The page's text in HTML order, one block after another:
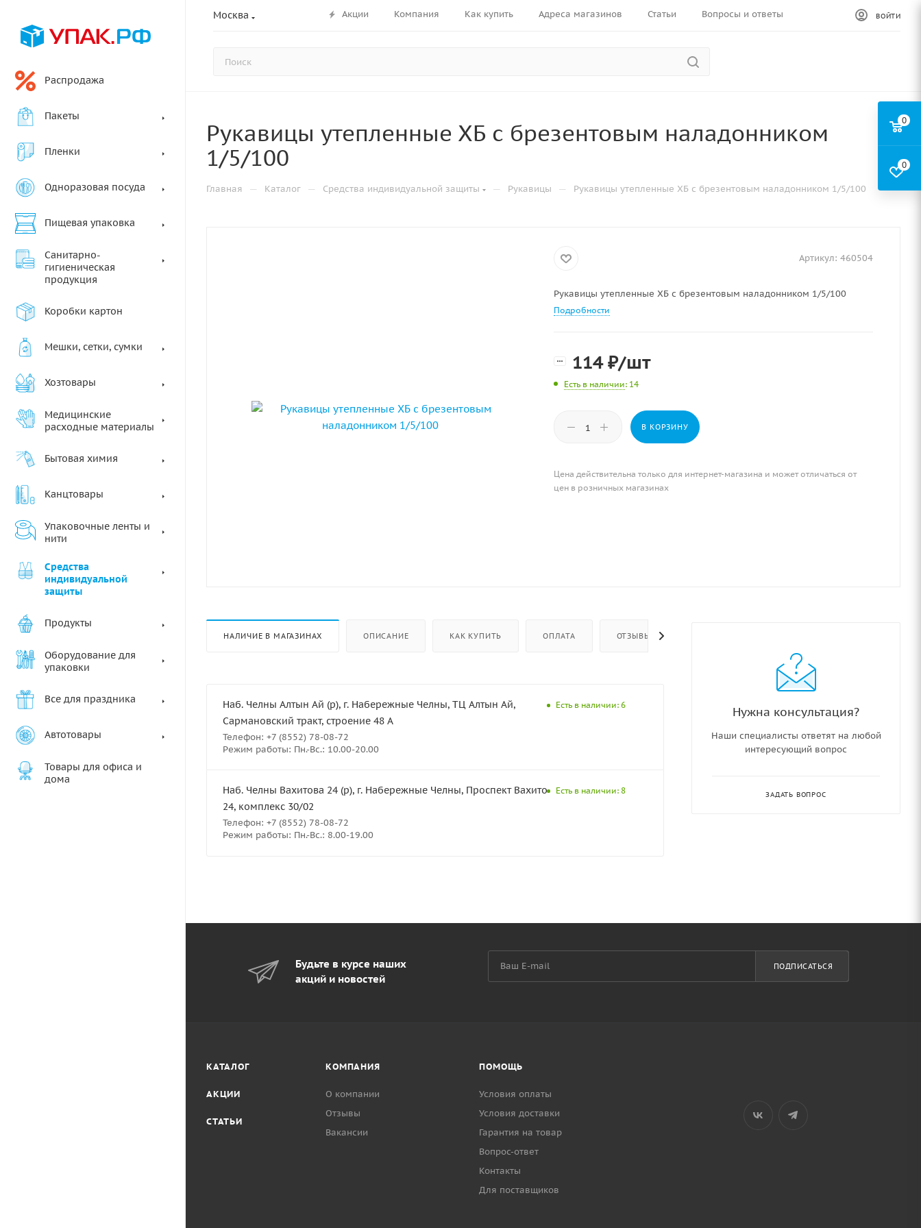
Москва Акции Компания Как купить Адреса магазинов Статьи Вопросы и ответы ВОЙТИ
Распродажа
Пакеты
Пленки
Одноразовая посуда
Пищевая упаковка
Санитарно-
гигиеническая
продукция
Коробки картон
Мешки, сетки, сумки
Хозтовары
Медицинские
расходные материалы
Бытовая химия
Канцтовары
Упаковочные ленты и
нити
Средства
индивидуальной
защиты
Продукты
Оборудование для
упаковки
Все для праздника
Автотовары
Товары для офиса и
дома
Рукавицы утепленные ХБ с брезентовым наладонником
1/5/100
Главная — Каталог — Средства индивидуальной защиты — Рукавицы — Рукавицы утепленные ХБ с брезентовым наладонником 1/5/100
Артикул: 460504
Рукавицы утепленные ХБ с брезентовым наладонником 1/5/100
Подробности
114₽/шт
Есть в наличии: 14
В КОРЗИНУ
Цена действительна только для интернет-магазина и может отличаться от
цен в розничных магазинах
НАЛИЧИЕ В МАГАЗИНАХ ОПИСАНИЕ КАК КУПИТЬ ОПЛАТА ОТЗЫВЫ
Наб. Челны Алтын Ай (р), г. Набережные Челны, ТЦ Алтын Ай,
Сармановский тракт, строение 48 А
Телефон: +7 (8552) 78-08-72
Режим работы: Пн.-Вс.: 10.00-20.00
Есть в наличии: 6
Наб. Челны Вахитова 24 (р), г. Набережные Челны, Проспект Вахитова
24, комплекс 30/02
Телефон: +7 (8552) 78-08-72
Режим работы: Пн.-Вс.: 8.00-19.00
Есть в наличии: 8
Нужна консультация?
Наши специалисты ответят на любой
интересующий вопрос
ЗАДАТЬ ВОПРОС
Будьте в курсе наших
акций и новостей
ПОДПИСАТЬСЯ
КАТАЛОГ
АКЦИИ
СТАТЬИ
КОМПАНИЯ
О компании
Отзывы
Вакансии
ПОМОЩЬ
Условия оплаты
Условия доставки
Гарантия на товар
Вопрос-ответ
Контакты
Для поставщиков
0
0